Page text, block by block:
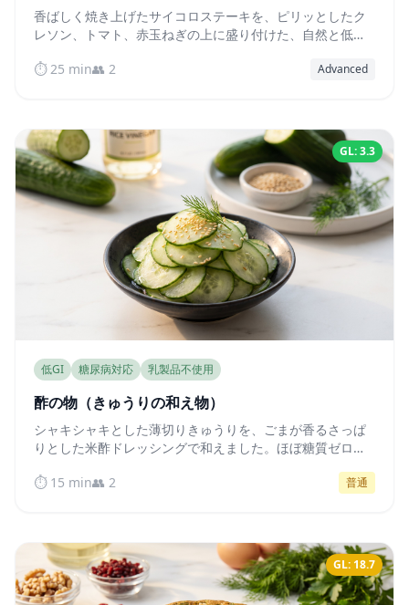
香ばしく焼き上げたサイコロステーキを、ピリッとしたク
レソン、トマト、赤玉ねぎの上に盛り付けた、自然と低
⏱️ 25 min👥 2 Advanced
GL: 3.3
低GI 糖尿病対応 乳製品不使用
酢の物（きゅうりの和え物）
シャキシャキとした薄切りきゅうりを、ごまが香るさっぱ
りとした米酢ドレッシングで和えました。ほぼ糖質ゼロの
⏱️ 15 min👥 2 普通
GL: 18.7